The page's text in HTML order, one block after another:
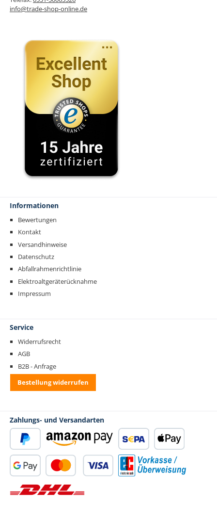
info@trade-shop-online.de
Informationen
Bewertungen
Kontakt
Versandhinweise
Datenschutz
Abfallrahmenrichtlinie
Elektroaltgeräterücknahme
Impressum
Service
Widerrufsrecht
AGB
B2B - Anfrage
Bestellung widerrufen
Zahlungs- und Versandarten
PayPal Amazon Pay SEPA Lastschrift